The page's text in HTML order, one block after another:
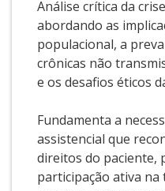
Análise crítica da
abordando as
populacional, a
crônicas não
e os desafios éticos
Fundamenta a
assistencial que
direitos do paciente,
participação ativa na